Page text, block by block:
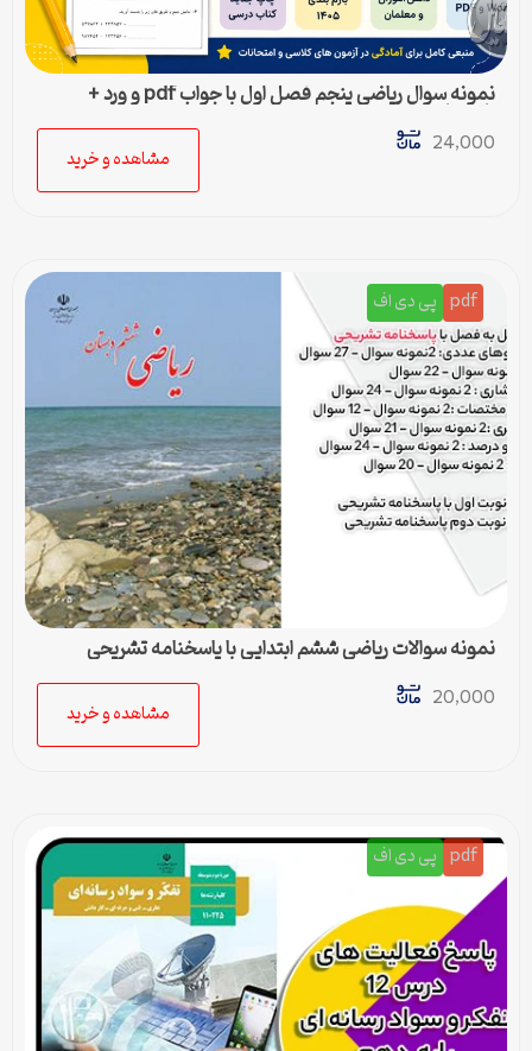
نمونه سوال ریاضی پنجم فصل اول با جواب pdf و ورد +
پاسخنامه
24,000
مشاهده و خرید
pdf پی دی اف
نمونه سوالات ریاضی ششم ابتدایی با پاسخنامه تشریحی
20,000
مشاهده و خرید
pdf پی دی اف